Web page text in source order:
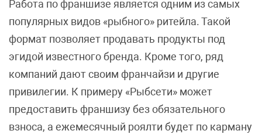
Работа по франшизе является одним из самых
популярных видов «рыбного» ритейла. Такой
формат позволяет продавать продукты под
эгидой известного бренда. Кроме того, ряд
компаний дают своим франчайзи и другие
привилегии. К примеру «Рыбсети» может
предоставить франшизу без обязательного
взноса, а ежемесячный роялти будет по карману